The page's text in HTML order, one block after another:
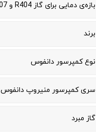
بازه‌ی دمایی برای گاز R404 و R407
برند
نوع کمپرسور دانفوس
سری کمپرسور منیروپ دانفوس
گاز مبرد